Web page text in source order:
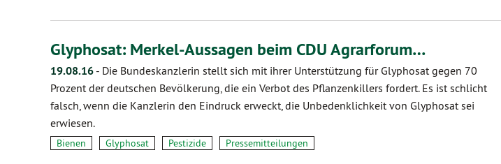
Glyphosat: Merkel-Aussagen beim CDU Agrarforum…
19.08.16 - Die Bundeskanzlerin stellt sich mit ihrer Unterstützung für Glyphosat gegen 70
Prozent der deutschen Bevölkerung, die ein Verbot des Pflanzenkillers fordert. Es ist schlicht
falsch, wenn die Kanzlerin den Eindruck erweckt, die Unbedenklichkeit von Glyphosat sei
erwiesen.
Bienen Glyphosat Pestizide Pressemitteilungen